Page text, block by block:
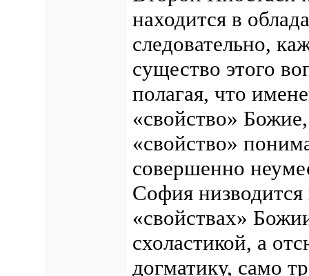
находится в
следовательно,
существо этого
полагая, что
«свойство»
«свойство»
совершенно
София
«свойствах»
схоластикой, а
догматику, само